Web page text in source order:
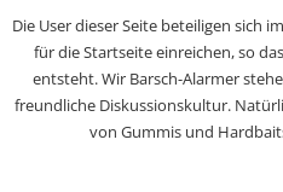
Die User dieser Seite beteiligen sich
für die Startseite einreichen, so
entsteht. Wir Barsch-Alarmer
freundliche Diskussionskultur.
von Gummis und